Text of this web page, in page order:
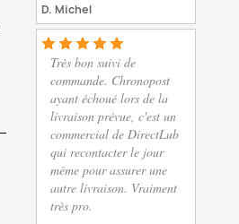
D. Michel
Très bon suivi de
commande. Chronopost
ayant échoué lors de la
livraison prévue, c'est un
commercial de DirectLub
qui recontacter le jour
même pour assurer une
autre livraison. Vraiment
très pro.